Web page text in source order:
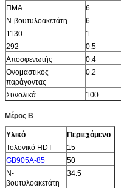
ΠΜΑ
6
Ν-βουτυλοακετάτη
6
1130
1
292
0.5
Αποσφενωτής
0.4
Ονομαστικός
παράγοντας
0.2
Συνολικά 100
Μέρος Β
Υλικό
Περιεχόμενο
Τολονικό HDT
15
GB905Α-85
50
Ν-
βουτυλοακετάτη
34.5